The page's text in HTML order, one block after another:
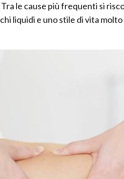
le cause più frequenti si
liquidi e uno stile di vita